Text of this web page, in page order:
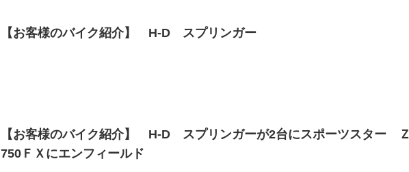
【お客様のバイク紹介】 H-D スプリンガー
【お客様のバイク紹介】 H-D スプリンガーが2台にスポーツスター Ｚ
750ＦＸにエンフィールド